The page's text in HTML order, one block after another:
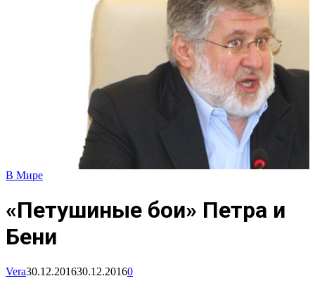
В Мире
«Петушиные бои» Петра и
Бени
Vera30.12.201630.12.20160